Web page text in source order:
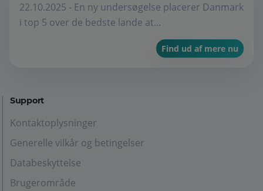
22.10.2025 - En ny undersøgelse placerer Danmark
i top 5 over de bedste lande at...
Find ud af mere nu
Support
Kontaktoplysninger
Generelle vilkår og betingelser
Databeskyttelse
Brugerområde